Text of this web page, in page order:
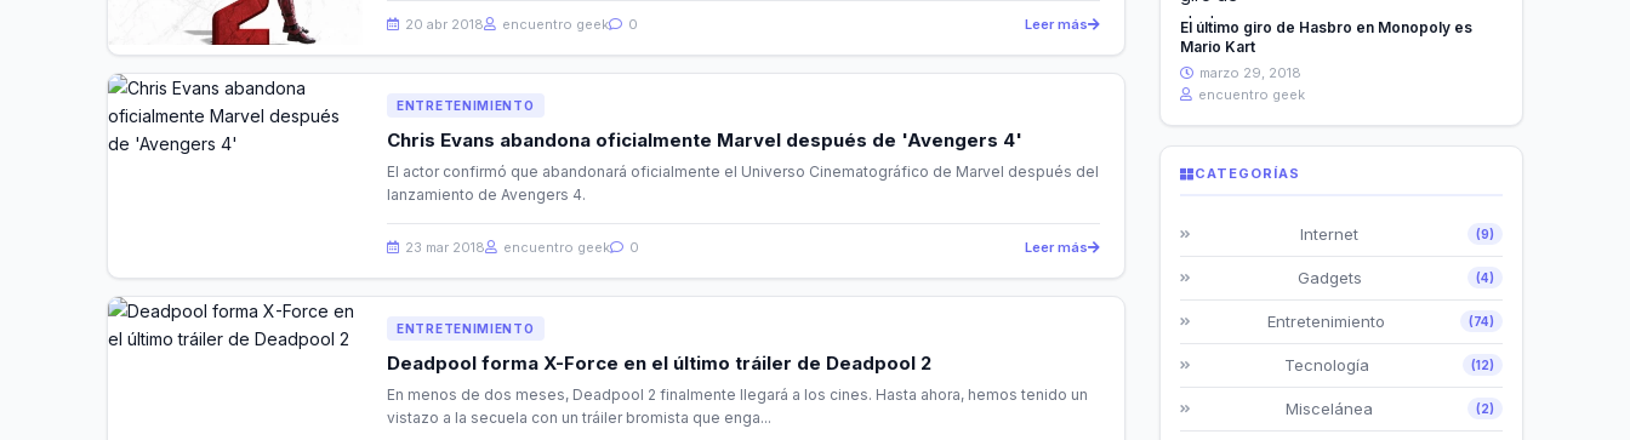
20 abr 2018 encuentro geek 0 Leer más
ENTRETENIMIENTO
Chris Evans abandona oficialmente Marvel después de 'Avengers 4'
El actor confirmó que abandonará oficialmente el Universo Cinematográfico de Marvel después del
lanzamiento de Avengers 4.
23 mar 2018 encuentro geek 0 Leer más
ENTRETENIMIENTO
Deadpool forma X-Force en el último tráiler de Deadpool 2
En menos de dos meses, Deadpool 2 finalmente llegará a los cines. Hasta ahora, hemos tenido un
vistazo a la secuela con un tráiler bromista que enga...
El último giro de Hasbro en Monopoly es
Mario Kart
marzo 29, 2018
encuentro geek
CATEGORÍAS
Internet (9)
Gadgets (4)
Entretenimiento (74)
Tecnología (12)
Miscelánea (2)